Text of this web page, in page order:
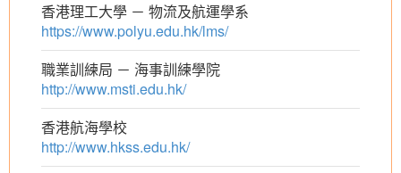
香港理工大學 － 物流及航運學系
https://www.polyu.edu.hk/lms/
職業訓練局 － 海事訓練學院
http://www.msti.edu.hk/
香港航海學校
http://www.hkss.edu.hk/